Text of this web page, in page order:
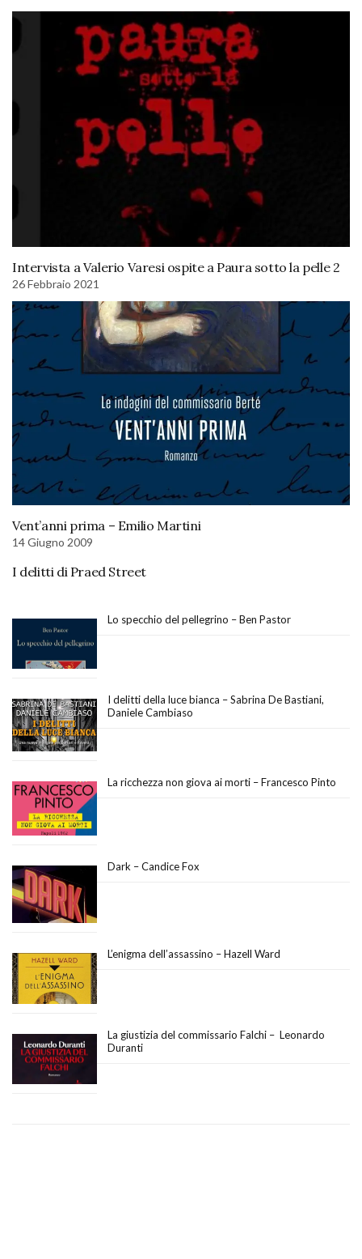
Intervista a Valerio Varesi ospite a Paura sotto la pelle 2
26 Febbraio 2021
Vent’anni prima – Emilio Martini
14 Giugno 2009
I delitti di Praed Street
Lo specchio del pellegrino – Ben Pastor
I delitti della luce bianca – Sabrina De Bastiani,
Daniele Cambiaso
La ricchezza non giova ai morti – Francesco Pinto
Dark – Candice Fox
L’enigma dell’assassino – Hazell Ward
La giustizia del commissario Falchi – Leonardo
Duranti